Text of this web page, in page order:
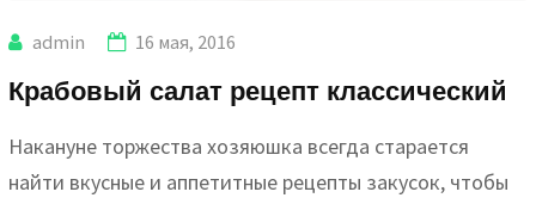
admin 16 мая, 2016
Крабовый салат рецепт классический
Накануне торжества хозяюшка всегда старается
найти вкусные и аппетитные рецепты закусок, чтобы